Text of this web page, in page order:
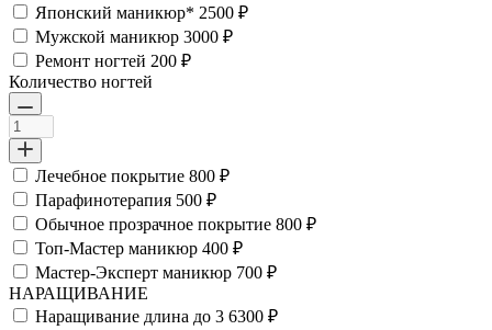
Японский маникюр* 2500 ₽
Мужской маникюр 3000 ₽
Ремонт ногтей 200 ₽
Количество ногтей
Лечебное покрытие 800 ₽
Парафинотерапия 500 ₽
Обычное прозрачное покрытие 800 ₽
Топ-Мастер маникюр 400 ₽
Мастер-Эксперт маникюр 700 ₽
НАРАЩИВАНИЕ
Наращивание длина до 3 6300 ₽